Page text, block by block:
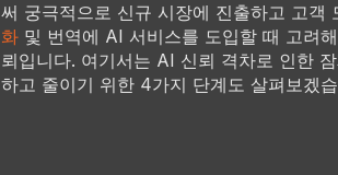
써 궁극적으로 신규 시장에 진출하고 고객
화 및 번역에 AI 서비스를 도입할 때 고려
뢰입니다. 여기서는 AI 신뢰 격차로 인한
하고 줄이기 위한 4가지 단계도 살펴보겠